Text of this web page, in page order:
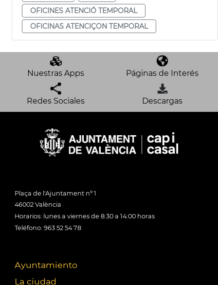
OFICINES ATENCIÓ TEMPORAL
OFICINAS ATENCIÇON TEMPORAL
Nuestras Apps Páginas de Interés
Redes Sociales Descargas
Plaça de l'Ajuntament nº 1
46002 València
Horarios: lunes a viernes de 8:30 a 14:00 horas
Teléfono: 963 52 54 78
Ayuntamiento
La ciudad